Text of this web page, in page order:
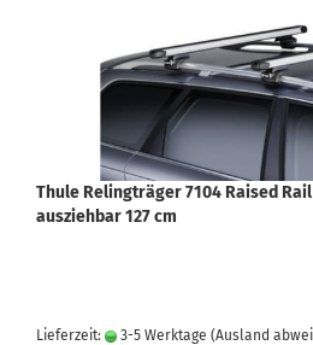
Thule Relingträger 7104 Raised
ausziehbar 127 cm
Lieferzeit: 3-5 Werktage (Ausland